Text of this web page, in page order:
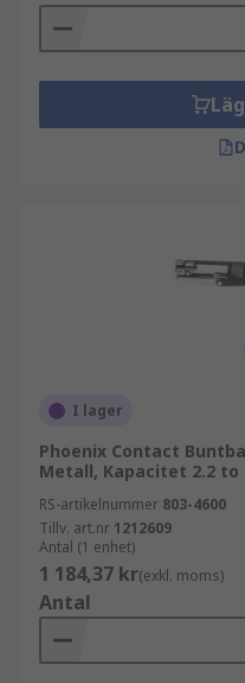
I lager
Phoenix Contact
Metall, Kapacitet 2.2 to
RS-artikelnummer 803-4600
Tillv. art.nr 1212609
Antal (1 enhet)
1 184,37 kr(exkl. moms)
Antal